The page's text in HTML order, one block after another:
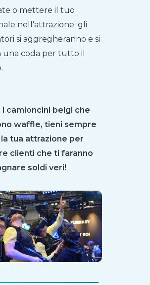
o mettere il tuo
nell'attrazione: gli
si aggregheranno e si
una coda per tutto il
i camioncini belgi che
waffle, tieni sempre
tua attrazione per
clienti che ti faranno
soldi veri!